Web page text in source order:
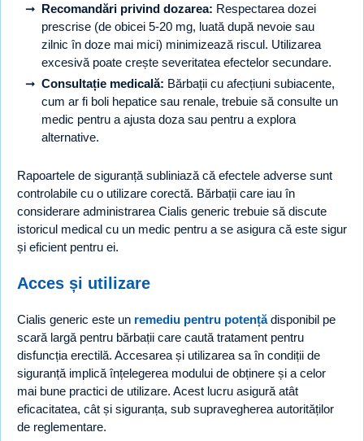
Recomandări privind dozarea: Respectarea dozei
prescrise (de obicei 5-20 mg, luată după nevoie sau
zilnic în doze mai mici) minimizează riscul. Utilizarea
excesivă poate crește severitatea efectelor secundare.
Consultație medicală: Bărbații cu afecțiuni subiacente,
cum ar fi boli hepatice sau renale, trebuie să consulte un
medic pentru a ajusta doza sau pentru a explora
alternative.
Rapoartele de siguranță subliniază că efectele adverse sunt
controlabile cu o utilizare corectă. Bărbații care iau în
considerare administrarea Cialis generic trebuie să discute
istoricul medical cu un medic pentru a se asigura că este sigur
și eficient pentru ei.
Acces și utilizare
Cialis generic este un remediu pentru potențădisponibil pe
scară largă pentru bărbații care caută tratament pentru
disfuncția erectilă. Accesarea și utilizarea sa în condiții de
siguranță implică înțelegerea modului de obținere și a celor
mai bune practici de utilizare. Acest lucru asigură atât
eficacitatea, cât și siguranța, sub supravegherea autorităților
de reglementare.